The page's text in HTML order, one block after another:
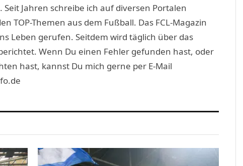
Jahren schreibe ich auf diversen Portalen
TOP-Themen aus dem Fußball. Das FCL-Magazin
Leben gerufen. Seitdem wird täglich über das
Wenn Du einen Fehler gefunden hast, oder
hast, kannst Du mich gerne per E-Mail